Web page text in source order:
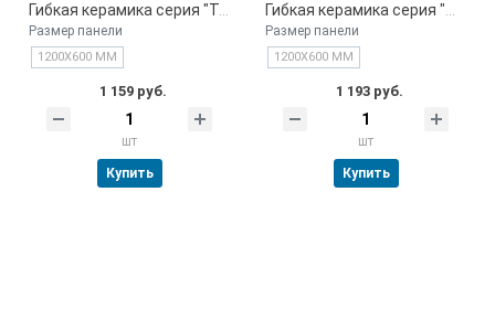
Гибкая керамика серия "Терракот" Китай
Размер панели
1200Х600 ММ
1 159 руб.
шт
Купить
Гибкая керамика серия "Мрамор графит" Китай
Размер панели
1200Х600 ММ
1 193 руб.
шт
Купить